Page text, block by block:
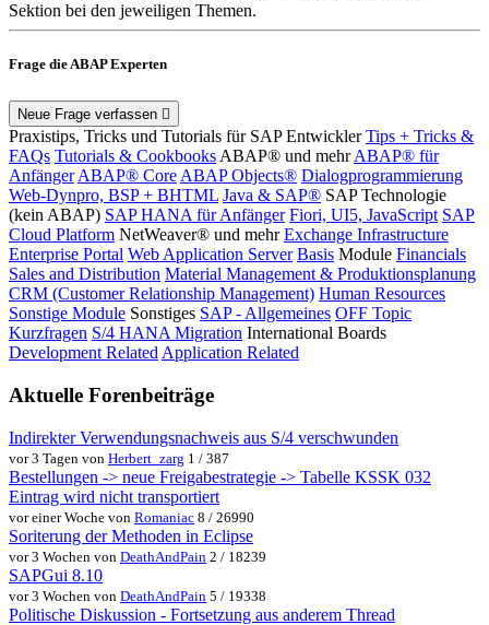
Sektion bei den jeweiligen Themen.
Frage die ABAP Experten
Neue Frage verfassen
Praxistips, Tricks und Tutorials für SAP Entwickler Tips + Tricks &
FAQs Tutorials & Cookbooks ABAP® und mehr ABAP® für
Anfänger ABAP® Core ABAP Objects® Dialogprogrammierung
Web-Dynpro, BSP + BHTML Java & SAP® SAP Technologie
(kein ABAP) SAP HANA für Anfänger Fiori, UI5, JavaScript SAP
Cloud Platform NetWeaver® und mehr Exchange Infrastructure
Enterprise Portal Web Application Server Basis Module Financials
Sales and Distribution Material Management & Produktionsplanung
CRM (Customer Relationship Management) Human Resources
Sonstige Module Sonstiges SAP - Allgemeines OFF Topic
Kurzfragen S/4 HANA Migration International Boards
Development Related Application Related
Aktuelle Forenbeiträge
Indirekter Verwendungsnachweis aus S/4 verschwunden
vor 3 Tagen von Herbert_zarg 1 / 387
Bestellungen -> neue Freigabestrategie -> Tabelle KSSK 032
Eintrag wird nicht transportiert
vor einer Woche von Romaniac 8 / 26990
Soriterung der Methoden in Eclipse
vor 3 Wochen von DeathAndPain 2 / 18239
SAPGui 8.10
vor 3 Wochen von DeathAndPain 5 / 19338
Politische Diskussion - Fortsetzung aus anderem Thread